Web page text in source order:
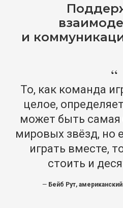
и
“
То, как команда
целое,
может быть самая
мировых звёзд, но
играть вместе,
стоить и
— Бейб Рут,